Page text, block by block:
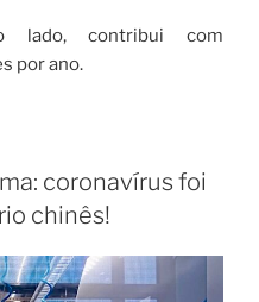
lado, contribui com
por ano.
coronavírus foi
chinês!